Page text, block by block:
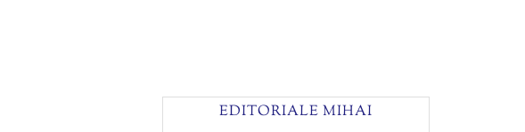
EDITORIALE MIHAI